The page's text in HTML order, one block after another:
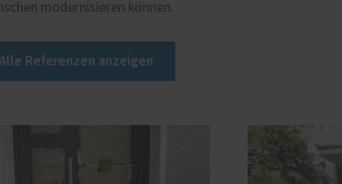
modernisieren können.
Alle Referenzen anzeigen